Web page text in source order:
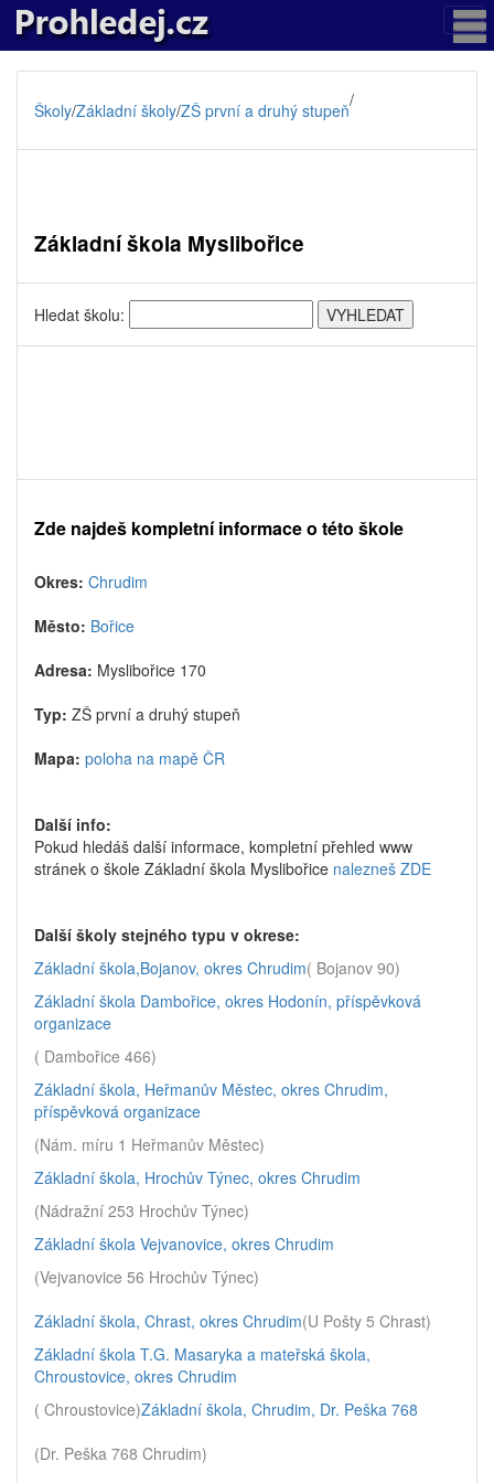
Školy/Základní školy/ZŠ první a druhý stupeň/
Základní škola Myslibořice
Hledat školu:
Zde najdeš kompletní informace o této škole
Okres: Chrudim
Město: Bořice
Adresa: Myslibořice 170
Typ: ZŠ první a druhý stupeň
Mapa: poloha na mapě ČR
Další info:
Pokud hledáš další informace, kompletní přehled www
stránek o škole Základní škola Myslibořice nalezneš ZDE
Další školy stejného typu v okrese:
Základní škola,Bojanov, okres Chrudim( Bojanov 90)
Základní škola Dambořice, okres Hodonín, příspěvková
organizace
( Dambořice 466)
Základní škola, Heřmanův Městec, okres Chrudim,
příspěvková organizace
(Nám. míru 1 Heřmanův Městec)
Základní škola, Hrochův Týnec, okres Chrudim
(Nádražní 253 Hrochův Týnec)
Základní škola Vejvanovice, okres Chrudim
(Vejvanovice 56 Hrochův Týnec)
Základní škola, Chrast, okres Chrudim(U Pošty 5 Chrast)
Základní škola T.G. Masaryka a mateřská škola,
Chroustovice, okres Chrudim
( Chroustovice)Základní škola, Chrudim, Dr. Peška 768
(Dr. Peška 768 Chrudim)